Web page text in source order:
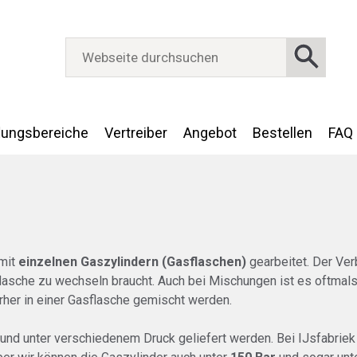
Vertreiber Angebot Bestellen FAQ
einzelnen Gaszylindern (Gasflaschen) gearbeitet. Der
zu wechseln braucht. Auch bei Mischungen ist es
in einer Gasflasche gemischt werden.
unter verschiedenem Druck geliefert werden. Bei